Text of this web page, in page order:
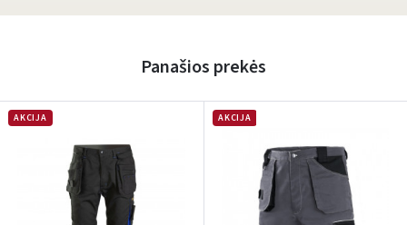
Panašios prekės
AKCIJA AKCIJA